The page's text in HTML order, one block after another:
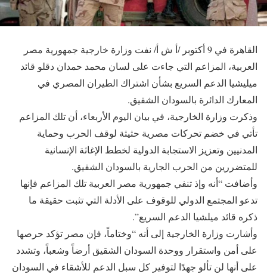
القاهرة في 9 أكتوبر /أ ش أ/ نفت وزارة خارجية جمهورية مصر
العربية، المزاعم التي جاءت على لسان محمد حمدان دقلو قائد
ميليشيا الدعم السريع بشأن اشتراك الطيران المصري في
المعارك الدائرة بالسودان الشقيق.
وذكرت وزارة الخارجية، في بيان اليوم الأربعاء، أن تلك المزاعم
تأتي في خضم تحركات مصرية حثيثة لوقف الحرب وحماية
المدنيين وتعزيز الاستجابة الدولية لخطط الإغاثة الإنسانية
للمتضررين من الحرب الجارية بالسودان الشقيق.
وأضافت “أنه وإذ تنفي جمهورية مصر العربية تلك المزاعم فإنها
تدعو المجتمع الدولي للوقوف على الأدلة التي تثبت حقيقة ما
ذكره قائد ميلشيا الدعم السريع”.
وأشارت وزارة الخارجية إلى أنه “وختاماً، فإن مصر تؤكد حرصها
على أمن واستقرار ووحدة السودان الشقيق أرضاً وشعباً، وتشدد
على أنها لن تألو جهدًا لتوفير كل سبل الدعم للأشقاء في السودان